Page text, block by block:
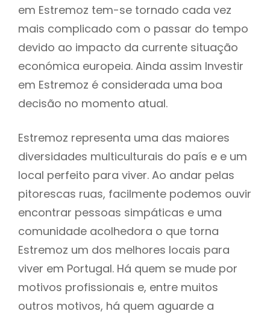
em Estremoz tem-se tornado cada vez
mais complicado com o passar do tempo
devido ao impacto da currente situação
económica europeia. Ainda assim Investir
em Estremoz é considerada uma boa
decisão no momento atual.
Estremoz representa uma das maiores
diversidades multiculturais do país e e um
local perfeito para viver. Ao andar pelas
pitorescas ruas, facilmente podemos ouvir
encontrar pessoas simpáticas e uma
comunidade acolhedora o que torna
Estremoz um dos melhores locais para
viver em Portugal. Há quem se mude por
motivos profissionais e, entre muitos
outros motivos, há quem aguarde a